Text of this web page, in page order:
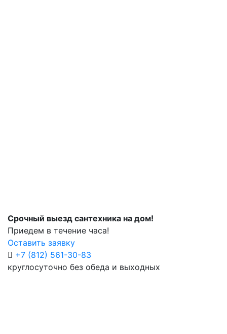
Срочный выезд сантехника на дом!
Приедем в течение часа!
Оставить заявку
+7 (812) 561-30-83
круглосуточно без обеда и выходных